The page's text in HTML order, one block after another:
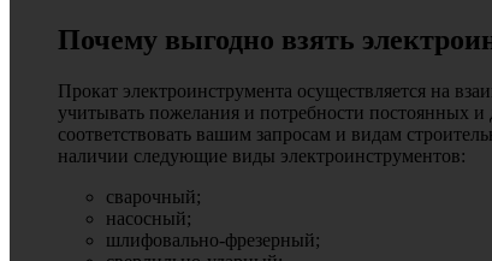
Почему выгодно взять
Прокат электроинструмента осуществляется на
учитывать пожелания и потребности постоянных
соответствовать вашим запросам и видам
наличии следующие виды электроинструментов:
сварочный;
насосный;
шлифовально-фрезерный;